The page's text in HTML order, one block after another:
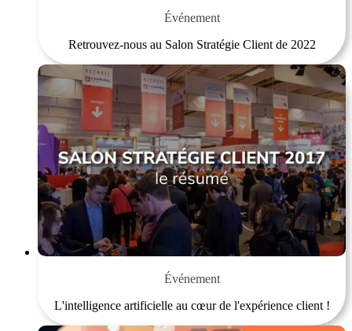
Événement
Retrouvez-nous au Salon Stratégie Client de 2022
Événement
L'intelligence artificielle au cœur de l'expérience client !